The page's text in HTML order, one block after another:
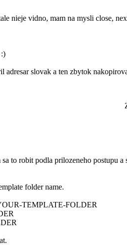
nieje vidno, mam na mysli close,
adresar slovak a ten zbytok
to robit podla prilozeneho postupu a
folder name.
TEMPLATE-FOLDER